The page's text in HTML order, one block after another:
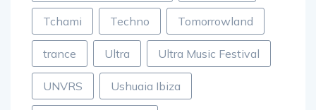
Tchami Techno Tomorrowland
trance Ultra Ultra Music Festival
UNVRS Ushuaia Ibiza